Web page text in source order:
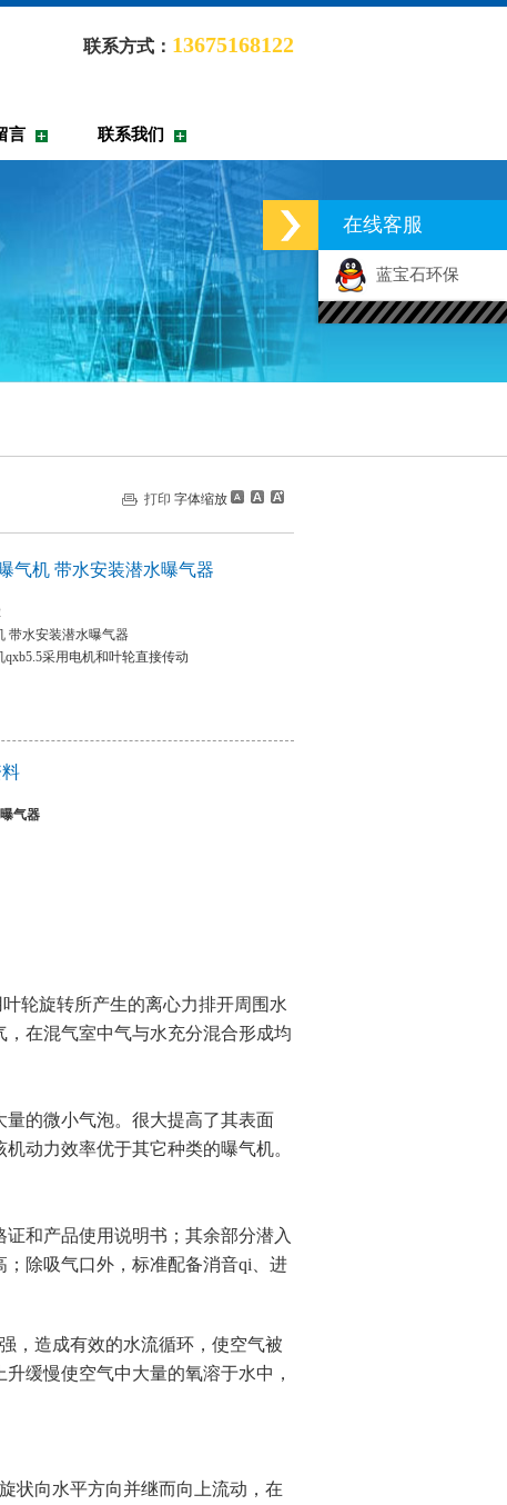
联系方式： 13675168122
言 联系我们
打印 字体缩放
气机 带水安装潜水曝气器
带水安装潜水曝气器
采用电机和叶轮直接传动
气器
轮旋转所产生的离心力排开周围水
在混气室中气与水充分混合形成均
的微小气泡。 很大提高了其表面
动力效率优于其它种类的曝气机。
证和产品使用说明书；其余部分潜入
除吸气口外，标准配备消音qi、进
，造成有效的水流循环，使空气被
缓慢使空气中大量的氧溶于水中，
状向水平方向并继而向上流动，在
在线客服
蓝宝石环保